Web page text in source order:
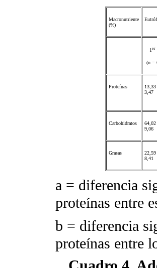
Macronutriente
(%)
1er
(n =
Proteínas
13,33
3,47
Carbohidratos
64,02
9,06
Grasas
22,59
8,41
a = diferencia
proteínas entre
b = diferencia
proteínas entre